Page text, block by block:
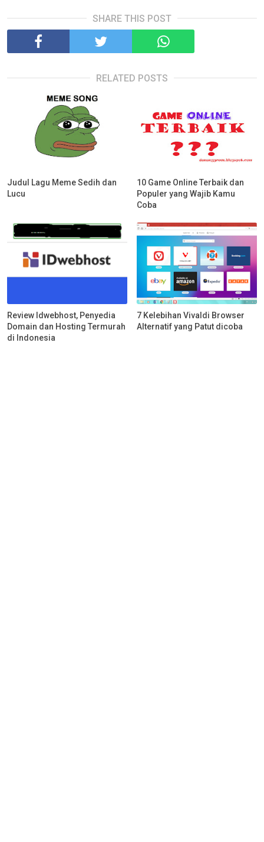
SHARE THIS POST
RELATED POSTS
Judul Lagu Meme Sedih dan
Lucu
10 Game Online Terbaik dan
Populer yang Wajib Kamu
Coba
Review Idwebhost, Penyedia
Domain dan Hosting Termurah
di Indonesia
7 Kelebihan Vivaldi Browser
Alternatif yang Patut dicoba